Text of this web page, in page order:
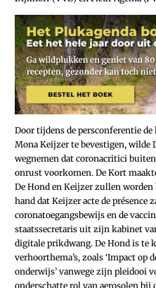
Door tijdens de persconferentie
Mona Keijzer te bevestigen,
wegnemen dat coronacritici
onrust voorkomen. De Kort
De Hond en Keijzer zullen
hand dat Keijzer acte de présence
coronatoegangsbewijs en de
staatssecretaris uit zijn kabinet
digitale prikdwang. De Hond is te
verhoorthema’s, zoals ‘Impact op
onderwijs’ vanwege zijn pleidooi
onderschatte rol van aerosolen bij